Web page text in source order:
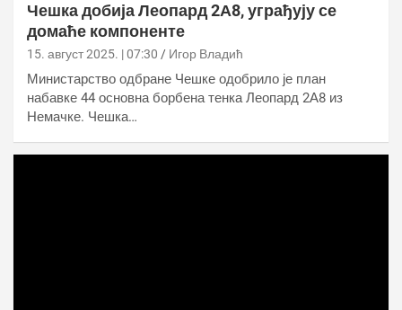
Чешка добија Леопард 2А8, уграђују се
домаће компоненте
15. август 2025. | 07:30 Игор Владић
Министарство одбране Чешке одобрило је план
набавке 44 основна борбена тенка Леопард 2А8 из
Немачке. Чешка…